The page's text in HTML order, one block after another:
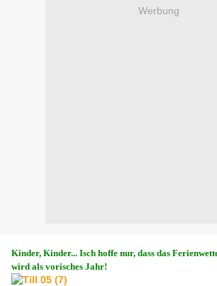
Werbung
Kinder, Kinder... Isch hoffe nur, dass das
wird als vorisches Jahr!